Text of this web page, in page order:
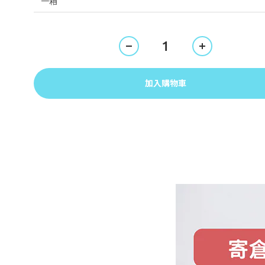
加入購物車